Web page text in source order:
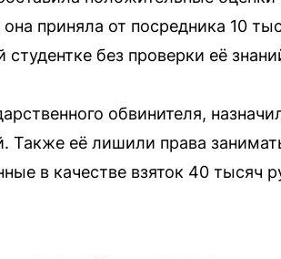
приняла от посредника 10
без проверки её
обвинителя,
её лишили права
в качестве взяток 40 тысяч